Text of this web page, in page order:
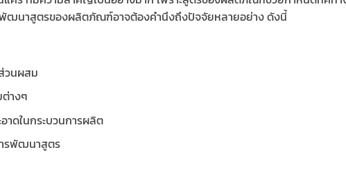
พัฒนาสูตรของผลิตภัณฑ์อาจต้องคำนึงถึงปัจจัยหลายอย่าง ดังนี้
วนผสม
างๆ
ดในกระบวนการผลิต
รพัฒนาสูตร